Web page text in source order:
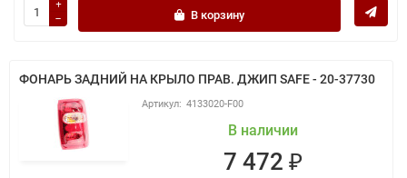
В корзину
ФОНАРЬ ЗАДНИЙ НА КРЫЛО ПРАВ. ДЖИП SAFE - 20-37730
4133020-F00
В наличии
7 472 ₽